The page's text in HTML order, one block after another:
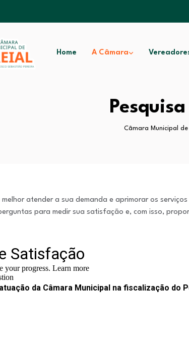
Home A Câmara
Câmara Municipal de
atender a sua demanda e aprimorar os
para medir sua satisfação e, com isso,